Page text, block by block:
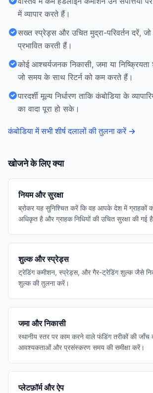
में व्यापार करते हैं।
सख्त स्प्रेड्स और उचित मुद्रा-परिवर्तन दरें, जो
प्रभावित करती हैं।
कोई आश्चर्यजनक निकासी, जमा या
जो समय के साथ रिटर्न को कम करते हैं।
पारदर्शी मूल्य निर्धारण ताकि कंबोडिया के
का वादा पूरा हो सके।
कंबोडिया में सभी शीर्ष दलालों की तुलना करें →
खोजने के लिए क्या
नियम और सुरक्षा
ब्रोकर यह सुनिश्चित करें कि वह आपके देश में ग्राहकों
अधिकृत है और ग्राहक निधियों की उचित सुरक्षा की गई
शुल्क और स्प्रेड्स
ट्रेडिंग कमीशन, स्प्रेड्स, और गैर-ट्रेडिंग शुल्क जैसे
शुल्क की तुलना करें।
जमा और निकासी
स्थानीय स्तर पर काम करने वाले फंडिंग तरीकों की
आवश्यकताओं और प्रसंस्करण समय की समीक्षा करें।
प्लेटफ़ॉर्म और ऐप